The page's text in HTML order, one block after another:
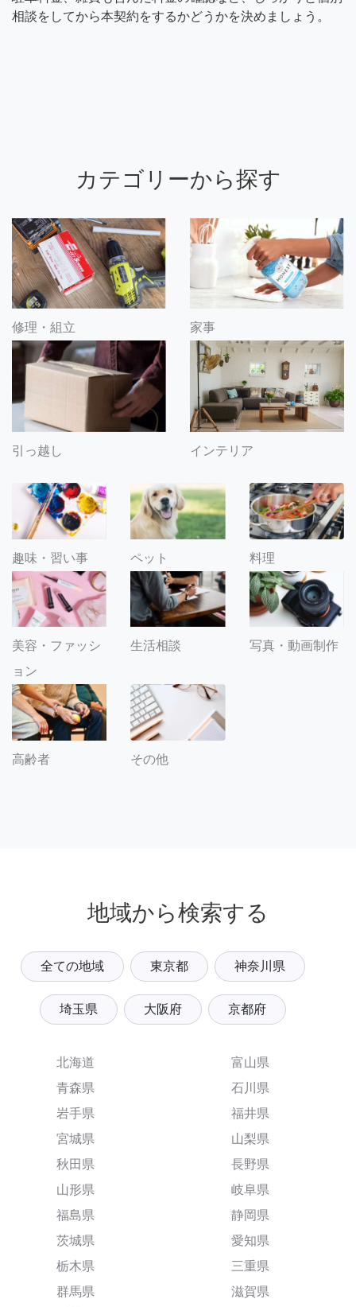
相談をしてから本契約をするかどうかを決めましょう。
カテゴリーから探す
修理・組立 家事
引っ越し インテリア
趣味・習い事 ペット 料理
美容・ファッシ
ョン
生活相談 写真・動画制作
高齢者 その他
地域から検索する
全ての地域 東京都 神奈川県
埼玉県 大阪府 京都府
北海道
青森県
岩手県
宮城県
秋田県
山形県
福島県
茨城県
栃木県
群馬県
富山県
石川県
福井県
山梨県
長野県
岐阜県
静岡県
愛知県
三重県
滋賀県